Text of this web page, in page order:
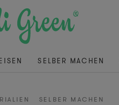
SELBER MACHEN
SELBER MACHEN